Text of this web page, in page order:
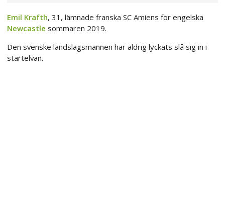
Emil Krafth, 31, lämnade franska SC Amiens för engelska
Newcastle sommaren 2019.
Den svenske landslagsmannen har aldrig lyckats slå sig in i
startelvan.